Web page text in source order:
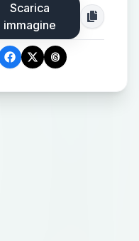
Scarica
immagine